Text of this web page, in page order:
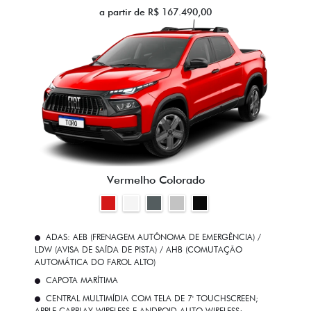
a partir de R$ 167.490,00
Vermelho Colorado
ADAS: AEB (FRENAGEM AUTÔNOMA DE EMERGÊNCIA) /
LDW (AVISA DE SAÍDA DE PISTA) / AHB (COMUTAÇÃO
AUTOMÁTICA DO FAROL ALTO)
CAPOTA MARÍTIMA
CENTRAL MULTIMÍDIA COM TELA DE 7' TOUCHSCREEN;